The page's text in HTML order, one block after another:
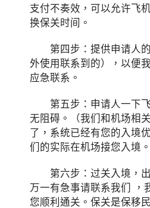
支付不奏效，可以允许飞
换保关时间。
第四步：提供申请人的
外使用联系到的），以便
应急联系。
第五步：申请人一下飞
无阻碍。（我们和机场相
了，系统已经有您的入境
们的实际在机场接您入境。
第六步：过关入境，出
万一有急事请联系我们 ，
您顺利通关。保关是保移